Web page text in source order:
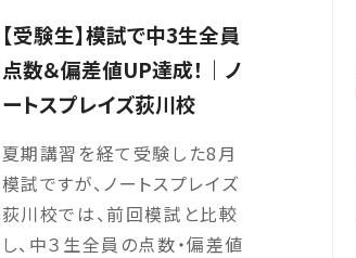
【受験生】模試で中3生全員
点数＆偏差値UP達成！｜ノ
ートスプレイズ荻川校
夏期講習を経て受験した8月
模試ですが、ノートスプレイズ
荻川校では、前回模試と比較
し、中３生全員の点数・偏差値